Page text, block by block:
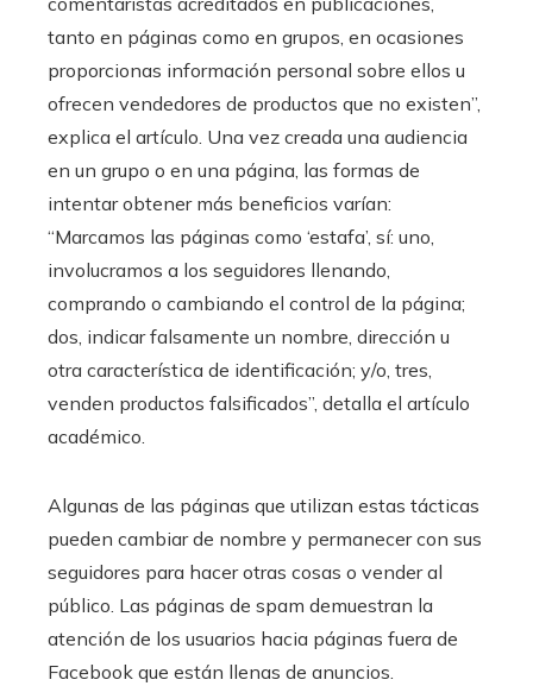
tanto en páginas como en grupos, en ocasiones
proporcionas información personal sobre ellos u
ofrecen vendedores de productos que no existen”,
explica el artículo. Una vez creada una audiencia
en un grupo o en una página, las formas de
intentar obtener más beneficios varían:
“Marcamos las páginas como ‘estafa’, sí: uno,
involucramos a los seguidores llenando,
comprando o cambiando el control de la página;
dos, indicar falsamente un nombre, dirección u
otra característica de identificación; y/o, tres,
venden productos falsificados”, detalla el artículo
académico.
Algunas de las páginas que utilizan estas tácticas
pueden cambiar de nombre y permanecer con sus
seguidores para hacer otras cosas o vender al
público. Las páginas de spam demuestran la
atención de los usuarios hacia páginas fuera de
Facebook que están llenas de anuncios.